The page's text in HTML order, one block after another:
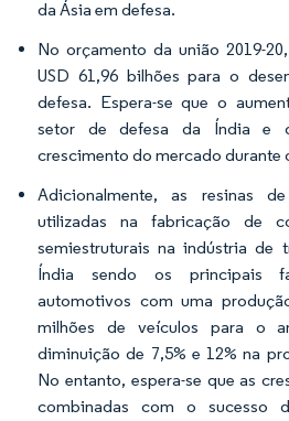
da Ásia em defesa.
No orçamento da união 2019-
USD 61,96 bilhões para o
defesa. Espera-se que o
setor de defesa da Índia e
crescimento do mercado durante
Adicionalmente, as resinas
utilizadas na fabricação de
semiestruturais na indústria de
Índia sendo os principais
automotivos com uma
milhões de veículos para o
diminuição de 7,5% e 12% na
No entanto, espera-se que as
combinadas com o sucesso